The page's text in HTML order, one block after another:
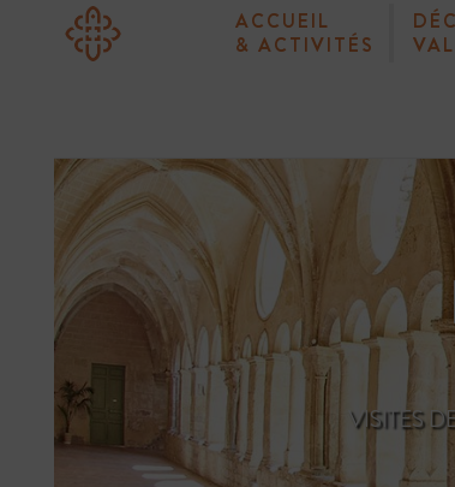
ACCUEIL
& ACTIVITÉS
VISITES